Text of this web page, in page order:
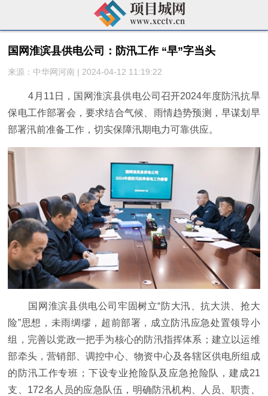
国网淮滨县供电公司：防汛工作 “早”字当头
来源：中华网河南 | 2024-04-12 11:19:22
4月11日，国网淮滨县供电公司召开2024年度防汛抗旱
保电工作部署会，要求结合气候、雨情趋势预测，早谋划早
部署汛前准备工作，切实保障汛期电力可靠供应。
国网淮滨县供电公司牢固树立“防大汛、抗大洪、抢大
险”思想，未雨绸缪，超前部署，成立防汛应急处置领导小
组，完善以党政一把手为核心的防汛指挥体系；建立以运维
部牵头，营销部、调控中心、物资中心及各辖区供电所组成
的防汛工作专班；下设专业抢险队及应急抢险队，建成21
支、172名人员的应急队伍，明确防汛机构、人员、职责、